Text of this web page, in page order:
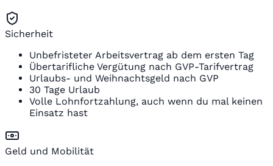
Sicherheit
Unbefristeter Arbeitsvertrag ab dem ersten Tag
Übertarifliche Vergütung nach GVP-Tarifvertrag
Urlaubs- und Weihnachtsgeld nach GVP
30 Tage Urlaub
Volle Lohnfortzahlung, auch wenn du mal keinen
Einsatz hast
Geld und Mobilität